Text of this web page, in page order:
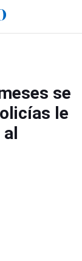
se
le